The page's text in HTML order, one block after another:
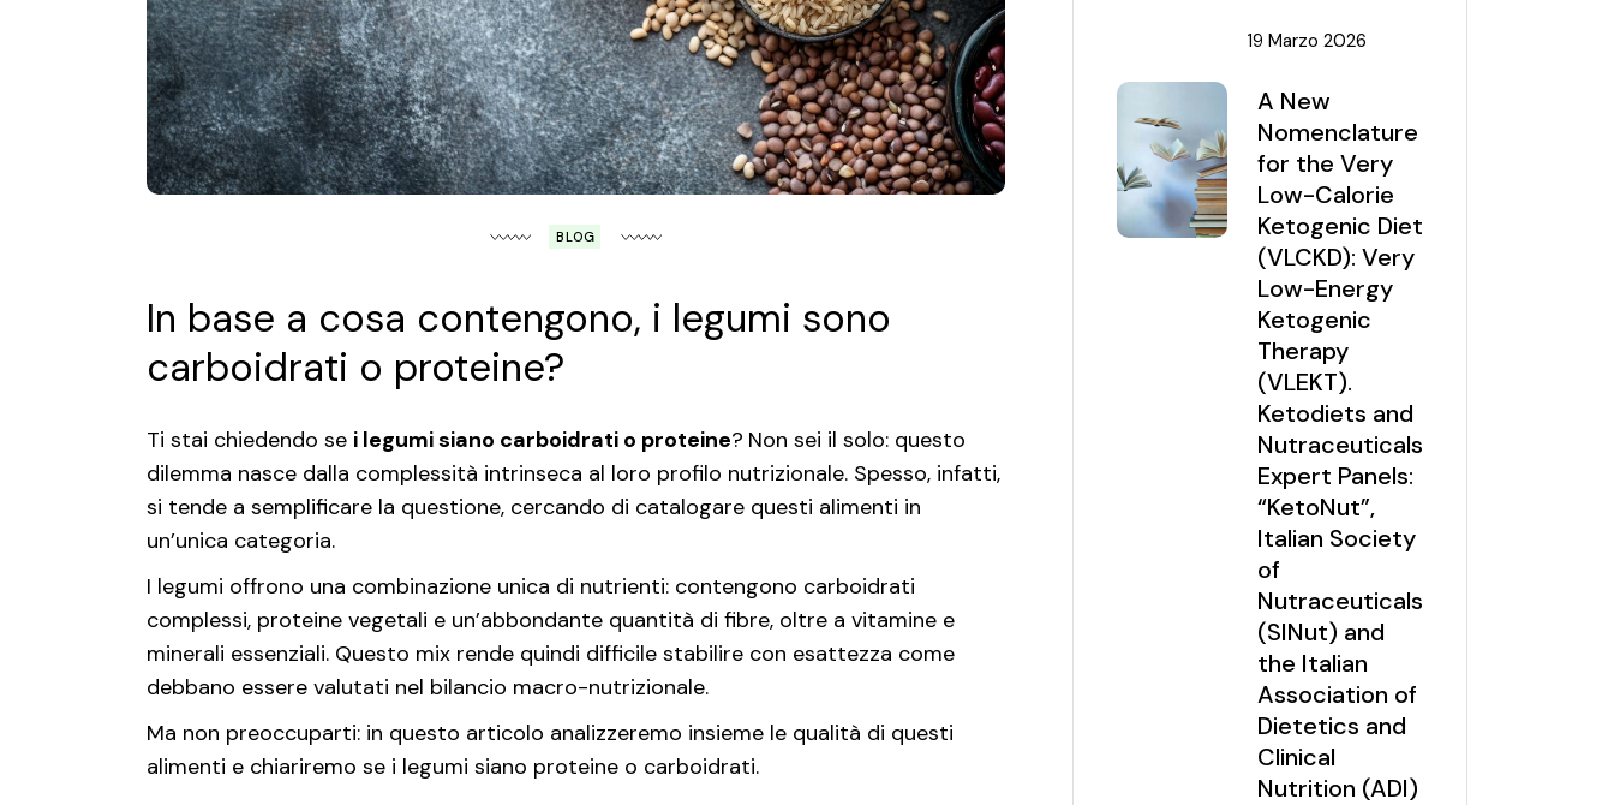
BLOG
In base a cosa contengono, i legumi sono
carboidrati o proteine?
Ti stai chiedendo se i legumi siano carboidrati o proteine? Non sei il solo: questo
dilemma nasce dalla complessità intrinseca al loro profilo nutrizionale. Spesso, infatti,
si tende a semplificare la questione, cercando di catalogare questi alimenti in
un’unica categoria.
I legumi offrono una combinazione unica di nutrienti: contengono carboidrati
complessi, proteine vegetali e un’abbondante quantità di fibre, oltre a vitamine e
minerali essenziali. Questo mix rende quindi difficile stabilire con esattezza come
debbano essere valutati nel bilancio macro-nutrizionale.
Ma non preoccuparti: in questo articolo analizzeremo insieme le qualità di questi
alimenti e chiariremo se i legumi siano proteine o carboidrati.
19 Marzo 2026
A New
Nomenclature
for the Very
Low-Calorie
Ketogenic Diet
(VLCKD): Very
Low-Energy
Ketogenic
Therapy
(VLEKT).
Ketodiets and
Nutraceuticals
Expert Panels:
“KetoNut”,
Italian Society
of
Nutraceuticals
(SINut) and
the Italian
Association of
Dietetics and
Clinical
Nutrition (ADI)